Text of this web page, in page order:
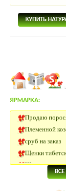
КУПИТЬ
ЯРМАРКА:
Продаю
Племенной
сруб на заказ
Щенки
Щенок-метис
Племенные
Нетели